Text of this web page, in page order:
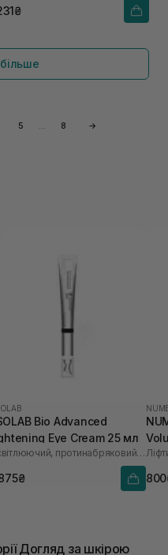
5 … 8 →
Bio Advanced
Eye Cream 25 мл
Освітлюючий, протинабряковий та омолоджуючий крем для очей
Догляд за шкірою